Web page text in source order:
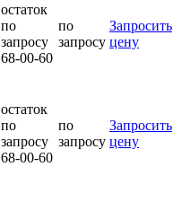
остаток
по
запросу
68-00-60
по
запросу
Запросить
цену
остаток
по
запросу
68-00-60
по
запросу
Запросить
цену